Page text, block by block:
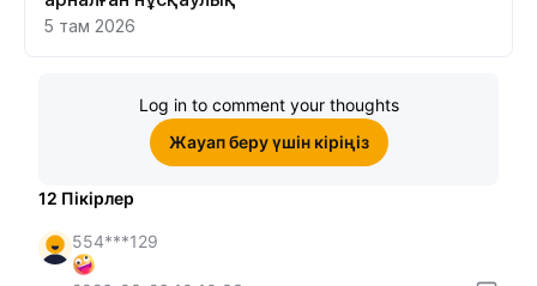
5 там 2026
Log in to comment your thoughts
Жауап беру үшін кіріңіз
12 Пікірлер
554***129